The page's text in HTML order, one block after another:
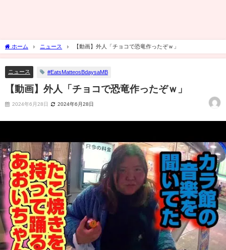
ホーム ニュース 【動画】外人「チョコで恐竜作ったぞｗ」
ニュース #EatsMatteosBdaysaMB
【動画】外人「チョコで恐竜作ったぞｗ」
2024年6月28日 2024年6月28日